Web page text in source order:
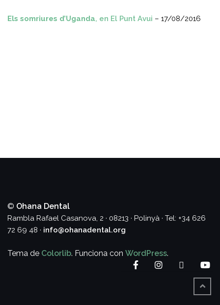
Els somriures d’Uganda, en El Punt Avui – 17/08/2016
© Ohana Dental
Rambla Rafael Casanova, 2 · 08213 · Polinyà · Tel: +34 626
72 69 48 · info@ohanadental.org
Tema de Colorlib. Funciona con WordPress.
FacebookInstagram
Twitter